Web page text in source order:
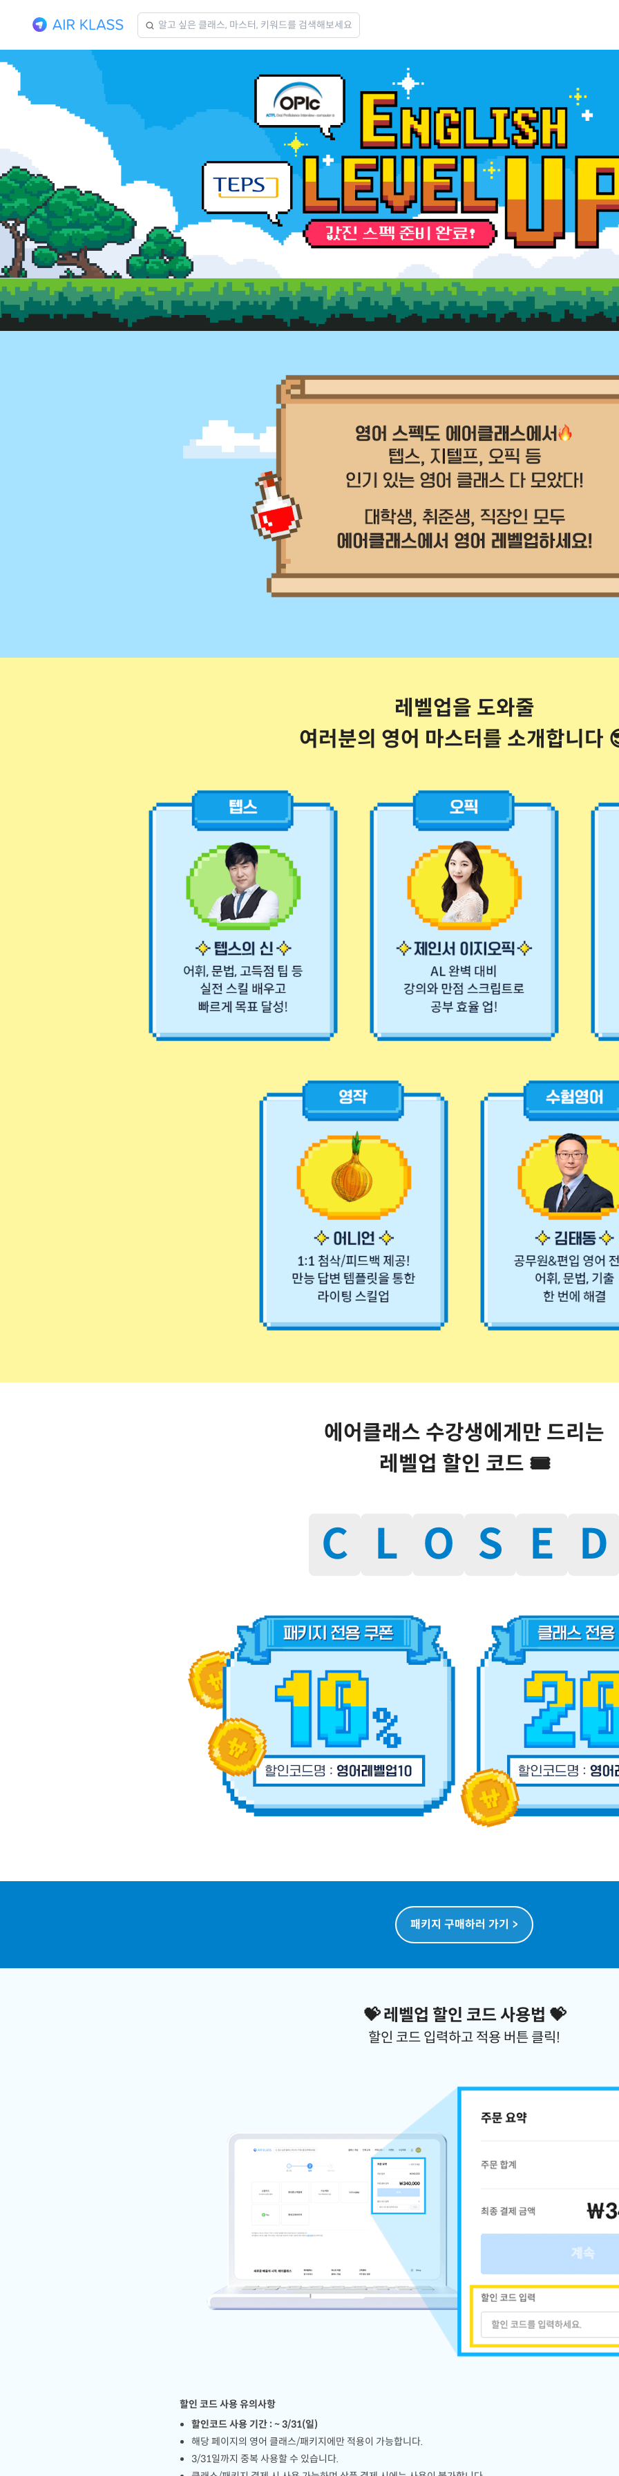
레벨업을 도와줄
여러분의 영어 마스터를 소개합니다
에어클래스 수강생에게만 드리는
레벨업 할인 코드 🎟
C L O S E D
패키지 구매하러 가기 >
💝 레벨업 할인 코드 사용법 💝
할인 코드 입력하고 적용 버튼 클릭!
할인 코드 사용 유의사항
할인코드 사용 기간 : ~ 3/31(일)
해당 페이지의 영어 클래스/패키지에만 적용이 가능합니다.
3/31일까지 중복 사용할 수 있습니다.